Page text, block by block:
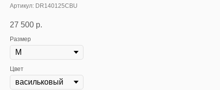
Артикул: DR140125CBU
27 500 р.
Размер
Цвет